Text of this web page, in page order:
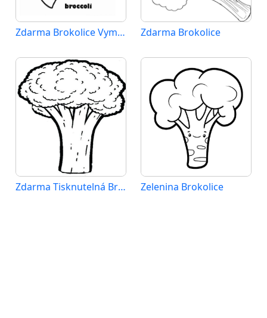
Zdarma Brokolice Vymalovatelné Zdarma Brokolice
Zdarma Tisknutelná Brokolice Zelenina Brokolice